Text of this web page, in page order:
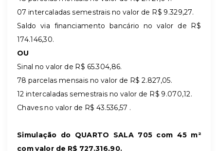
07 intercaladas semestrais no valor de R$ 9.329,27.
Saldo via financiamento bancário no valor de R$
174.146,30.
OU
Sinal no valor de R$ 65.304,86.
78 parcelas mensais no valor de R$ 2.827,05.
12 intercaladas semestrais no valor de R$ 9.070,12.
Chaves no valor de R$ 43.536,57 .
Simulação do QUARTO SALA 705 com 45 m²
com valor de R$ 727.316,90.